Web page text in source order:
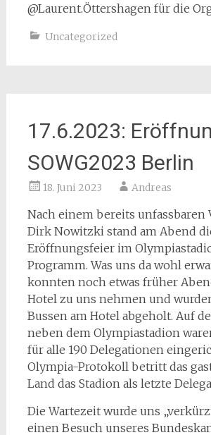
@Laurent.Öttershagen für die
Uncategorized
17.6.2023:
SOWG2023 Berlin
18. Juni 2023 Andreas
Nach einem bereits
Dirk Nowitzki stand am Abend
Eröffnungsfeier im
Programm. Was uns da wohl
konnten noch etwas früher
Hotel zu uns nehmen und
Bussen am Hotel abgeholt. Auf
neben dem Olympiastadion
für alle 190 Delegationen
Olympia-Protokoll betritt das
Land das Stadion als letzte
Die Wartezeit wurde uns
einen Besuch unseres